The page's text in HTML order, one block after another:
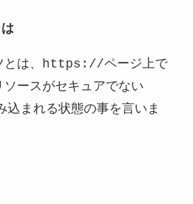
とは、https://ページ上で
ースがセキュアでない
まれる状態の事を言いま